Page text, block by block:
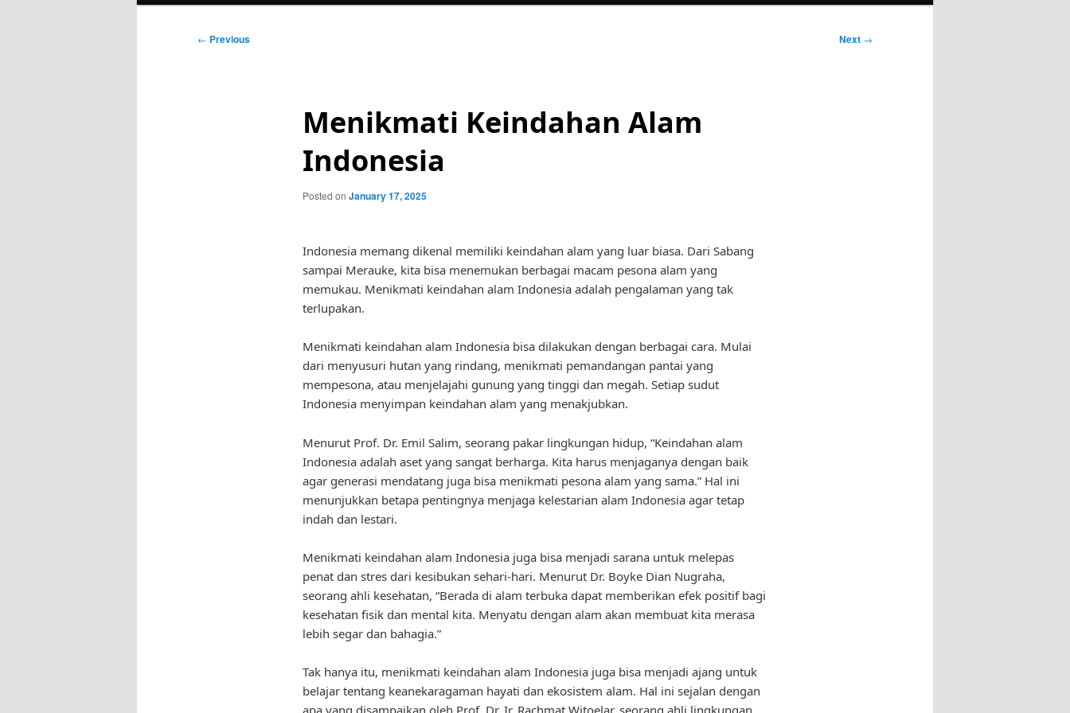
Post
← Previous Next →
Menikmati Keindahan Alam
Indonesia
Posted on January 17, 2025
Indonesia memang dikenal memiliki keindahan alam yang luar biasa. Dari Sabang
sampai Merauke, kita bisa menemukan berbagai macam pesona alam yang
memukau. Menikmati keindahan alam Indonesia adalah pengalaman yang tak
terlupakan.
Menikmati keindahan alam Indonesia bisa dilakukan dengan berbagai cara. Mulai
dari menyusuri hutan yang rindang, menikmati pemandangan pantai yang
mempesona, atau menjelajahi gunung yang tinggi dan megah. Setiap sudut
Indonesia menyimpan keindahan alam yang menakjubkan.
Menurut Prof. Dr. Emil Salim, seorang pakar lingkungan hidup, “Keindahan alam
Indonesia adalah aset yang sangat berharga. Kita harus menjaganya dengan baik
agar generasi mendatang juga bisa menikmati pesona alam yang sama.” Hal ini
menunjukkan betapa pentingnya menjaga kelestarian alam Indonesia agar tetap
indah dan lestari.
Menikmati keindahan alam Indonesia juga bisa menjadi sarana untuk melepas
penat dan stres dari kesibukan sehari-hari. Menurut Dr. Boyke Dian Nugraha,
seorang ahli kesehatan, “Berada di alam terbuka dapat memberikan efek positif bagi
kesehatan fisik dan mental kita. Menyatu dengan alam akan membuat kita merasa
lebih segar dan bahagia.”
Tak hanya itu, menikmati keindahan alam Indonesia juga bisa menjadi ajang untuk
belajar tentang keanekaragaman hayati dan ekosistem alam. Hal ini sejalan dengan